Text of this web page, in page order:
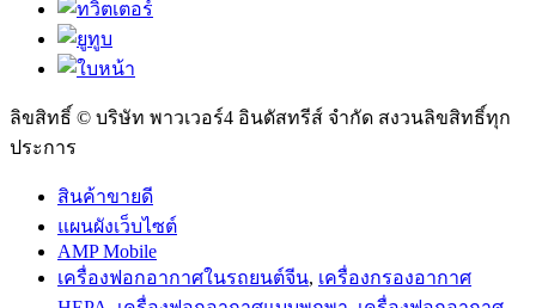
ลิขสิทธิ์ © บริษัท พาวเวอร์4 อินดัสทรีส์ จำกัด สงวนลิขสิทธิ์ทุก
ประการ
สินค้าขายดี
แผนผังเว็บไซต์
AMP Mobile
เครื่องฟอกอากาศในรถยนต์จีน, เครื่องกรองอากาศ